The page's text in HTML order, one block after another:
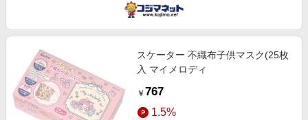
スケーター 不織布子供マスク(25枚
入 マイメロディ
￥ 767
1.5%